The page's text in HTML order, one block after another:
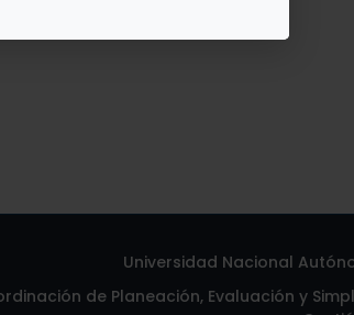
Universidad Nacional
de Planeación, Evaluación y